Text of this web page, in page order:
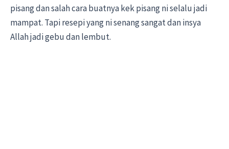
pisang dan salah cara buatnya kek pisang ni selalu jadi
mampat. Tapi resepi yang ni senang sangat dan insya
Allah jadi gebu dan lembut.